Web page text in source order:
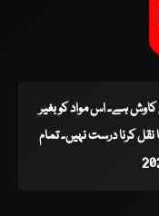
کاوش ہے۔ اس مواد کو بغیر
کرنا درست نہیں۔ تمام